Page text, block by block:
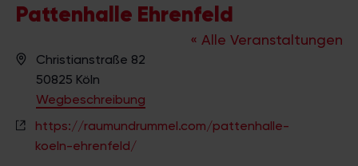
Pattenhalle Ehrenfeld
« Alle Veranstaltungen
A
e
Christianstraße 82
50825 Köln
Wegbeschreibung
https://raumundrummel.com/pattenhalle-
koeln-ehrenfeld/